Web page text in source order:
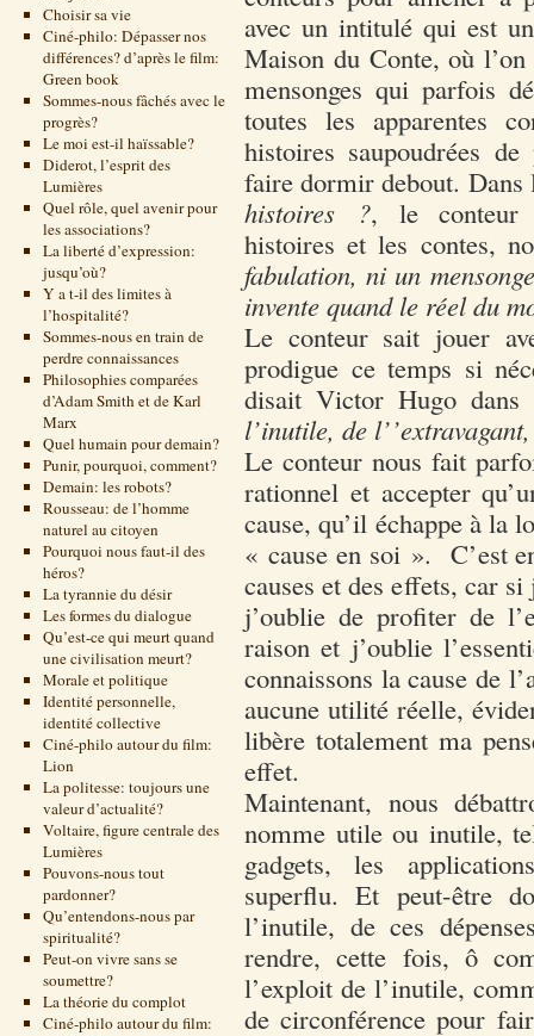
Choisir sa vie
Ciné-philo: Dépasser nos
différences? d’après le film:
Green book
Sommes-nous fâchés avec le
progrès?
Le moi est-il haïssable?
Diderot, l’esprit des
Lumières
Quel rôle, quel avenir pour
les associations?
La liberté d’expression:
jusqu’où?
Y a t-il des limites à
l’hospitalité?
Sommes-nous en train de
perdre connaissances
Philosophies comparées
d’Adam Smith et de Karl
Marx
Quel humain pour demain?
Punir, pourquoi, comment?
Demain: les robots?
Rousseau: de l’homme
naturel au citoyen
Pourquoi nous faut-il des
héros?
La tyrannie du désir
Les formes du dialogue
Qu’est-ce qui meurt quand
une civilisation meurt?
Morale et politique
Identité personnelle,
identité collective
Ciné-philo autour du film:
Lion
La politesse: toujours une
valeur d’actualité?
Voltaire, figure centrale des
Lumières
Pouvons-nous tout
pardonner?
Qu’entendons-nous par
spiritualité?
Peut-on vivre sans se
soumettre?
La théorie du complot
Ciné-philo autour du film:
avec un intitulé qui est
Maison du Conte, où
mensonges qui parfois
toutes les apparentes
histoires saupoudrées
faire dormir debout.
histoires ?, le conteur
histoires et les contes,
fabulation, ni un
invente quand le réel du
Le conteur sait jouer
prodigue ce temps si
disait Victor Hugo dans
l’inutile, de
Le conteur nous fait
rationnel et accepter
cause, qu’il échappe à la
« cause en soi ». C’est
causes et des effets, car
j’oublie de profiter de
raison et j’oublie
connaissons la cause de
aucune utilité réelle,
libère totalement ma
effet.
Maintenant, nous
nomme utile ou inutile,
gadgets, les
superflu. Et peut-être
l’inutile, de ces
rendre, cette fois, ô
l’exploit de l’inutile,
de circonférence pour